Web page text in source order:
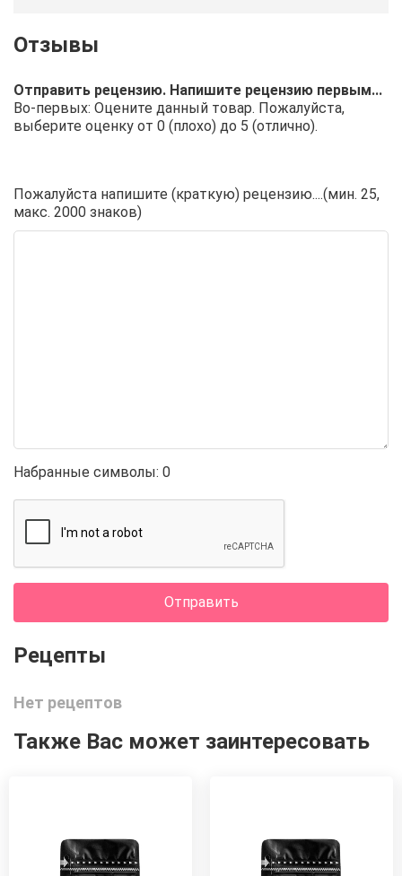
Отправить рецензию. Напишите рецензию первым...
Во-первых: Оцените данный товар. Пожалуйста,
выберите оценку от 0 (плохо) до 5 (отлично).
Пожалуйста напишите (краткую) рецензию....(мин. 25,
макс. 2000 знаков)
Набранные символы: 0
Отправить
Нет рецептов
Также Вас может заинтересовать